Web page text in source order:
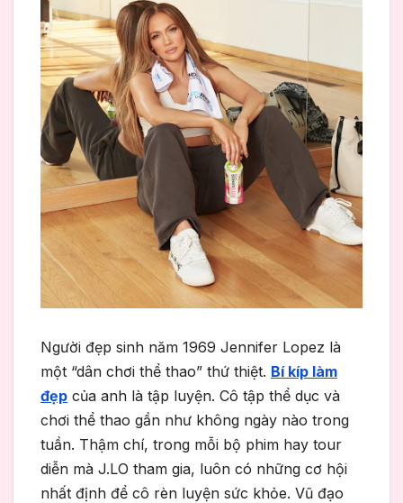
Người đẹp sinh năm 1969 Jennifer Lopez là
một “dân chơi thể thao” thứ thiệt. Bí kíp làm
đẹp của anh là tập luyện. Cô tập thể dục và
chơi thể thao gần như không ngày nào trong
tuần. Thậm chí, trong mỗi bộ phim hay tour
diễn mà J.LO tham gia, luôn có những cơ hội
nhất định để cô rèn luyện sức khỏe. Vũ đạo